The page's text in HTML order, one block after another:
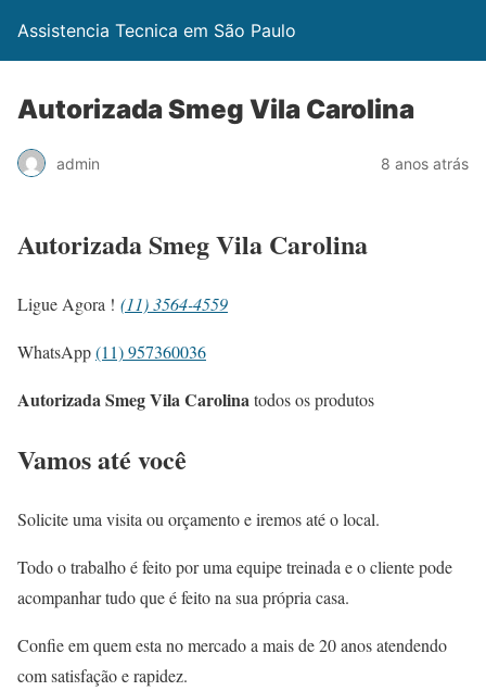
Assistencia Tecnica em São Paulo
Autorizada Smeg Vila Carolina
admin 8 anos atrás
Autorizada Smeg Vila Carolina
Ligue Agora ! (11) 3564-4559
WhatsApp(11) 957360036
Autorizada Smeg Vila Carolinatodos os produtos
Vamos até você
Solicite uma visita ou orçamento e iremos até o local.
Todo o trabalho é feito por uma equipe treinada e o cliente pode
acompanhar tudo que é feito na sua própria casa.
Confie em quem esta no mercado a mais de 20 anos atendendo
com satisfação e rapidez.